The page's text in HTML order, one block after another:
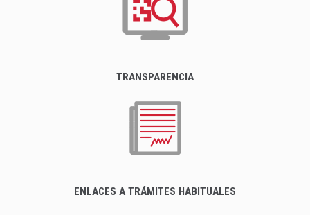
TRANSPARENCIA
ENLACES A TRÁMITES HABITUALES